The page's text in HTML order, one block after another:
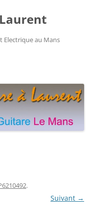
Electrique au Mans
.
Suivant →